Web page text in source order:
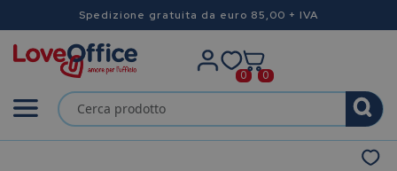
Spedizione gratuita da euro 85,00 + IVA
0 0